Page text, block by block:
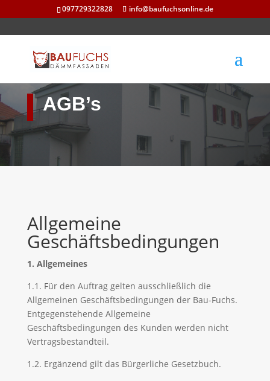
097729322828 info@baufuchsonline.de
AGB’s
Allgemeine
Geschäftsbedingungen
1. Allgemeines
1.1. Für den Auftrag gelten ausschließlich die
Allgemeinen Geschäftsbedingungen der Bau-Fuchs.
Entgegenstehende Allgemeine
Geschäftsbedingungen des Kunden werden nicht
Vertragsbestandteil.
1.2. Ergänzend gilt das Bürgerliche Gesetzbuch.